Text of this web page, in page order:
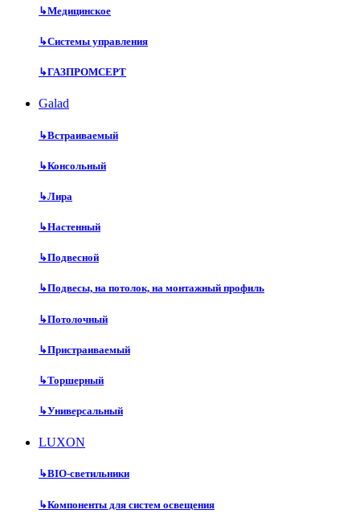
↳Медицинское
↳Системы управления
↳ГАЗПРОМСЕРТ
Galad
↳Встраиваемый
↳Консольный
↳Лира
↳Настенный
↳Подвесной
↳Подвесы, на потолок, на монтажный профиль
↳Потолочный
↳Пристраиваемый
↳Торшерный
↳Универсальный
LUXON
↳BIO-светильники
↳Компоненты для систем освещения